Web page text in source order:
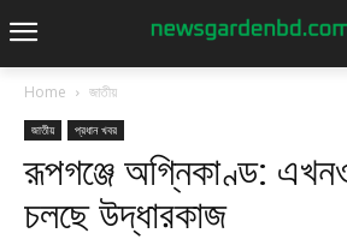
Home জাতীয়
জাতীয় প্রধান খবর
রূপগঞ্জে অগ্নিকাণ্ড:
চলছে উদ্ধারকাজ